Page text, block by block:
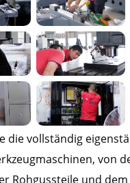
die vollständig
von
Rohgussteile und